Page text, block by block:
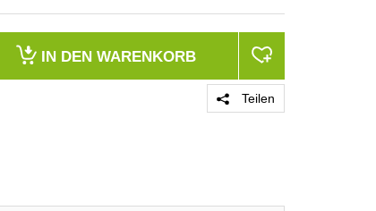
IN DEN WARENKORB
Teilen